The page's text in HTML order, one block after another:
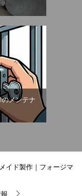
メンテナ
イド製作｜フォージマ